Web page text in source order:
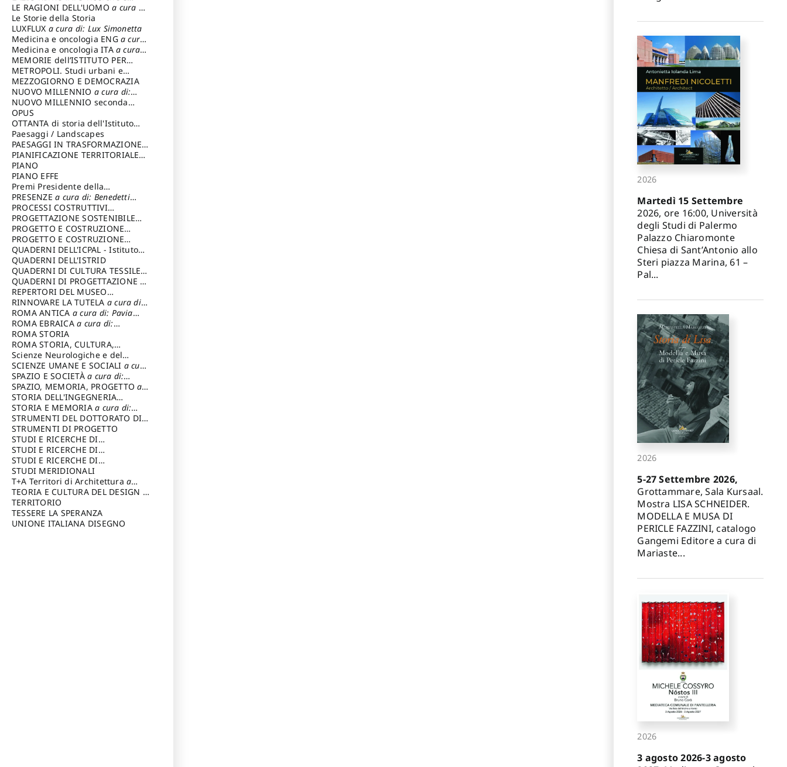
restauri
LE RAGIONI DELL'UOMOa cura di:
Lombardi Satriani Luigi
Le Storie della Storia
LUXFLUX a cura di: Lux Simonetta
Medicina e oncologia ENG a cura
di: Lopez Massimo
Medicina e oncologia ITA a cura
di: Lopez Massimo
MEMORIE dell’ISTITUTO PER
STORIA DEL RISORGIMENTO
METROPOLI. Studi urbani e
regionali
MEZZOGIORNO E DEMOCRAZIA
NUOVO MILLENNIO a cura di:
Capaldo Pellegrino
NUOVO MILLENNIO seconda
serie
Francesco
OPUS
OTTANTA di storia dell'Istituto
storia dell’Istitutoa cura di:
Cavalieri Patrizia
Paesaggi / Landscapes
PAESAGGI IN TRASFORMAZIONEa
cura di: Corti Enrico A.
PIANIFICAZIONE TERRITORIALE
URBANISTICA ED AMBIENTALE
cura di: Costa Enrico
PIANO
PIANO EFFE
Premi Presidente della
Repubblica
PRESENZEa cura di: Benedetti
Sandro
PROCESSI COSTRUTTIVI
DELL'ARCHITETTURAa cura di:
Ippoliti Alessandro
PROGETTAZIONE SOSTENIBILE
PARTECIPATA
PROGETTO E COSTRUZIONE
DELL’ARCHITETTURA
PROGETTO E COSTRUZIONE
SOSTENIBILE
QUADERNI DELL'ICPAL - Istituto
centrale per il restauro e la
conservazione del patrimonio
archivistico e librario
QUADERNI DELL'ISTRID
QUADERNI DI CULTURA TESSILEa
cura di: Crispolti Livia
QUADERNI DI PROGETTAZIONE a
cura di: Giura Longo Tommaso
REPERTORI DEL MUSEO
CENTRALE DEL RISORGIMENTOa
cura di: Pizzo Marco
RINNOVARE LA TUTELA a cura di:
Cicalò Enrico
ROMA ANTICA a cura di: Pavia
Carlo
ROMA EBRAICAa cura di:
Procaccia Claudio
ROMA STORIA
ROMA STORIA, CULTURA,
IMMAGINEa cura di: Fagiolo
Marcello
Scienze Neurologiche e del
Comportamento
SCIENZE UMANE E SOCIALI a cura
di: Iannizzi Salvatore
SPAZIO E SOCIETÀa cura di:
Cassetti Roberto
SPAZIO, MEMORIA, PROGETTOa
cura di: Rossi Massimo
STORIA DELL'INGEGNERIA
STRUTTURALE IN ITALIAa cura di:
Poretti Sergio
STORIA E MEMORIAa cura di:
Rossi Lauro
STRUMENTI DEL DOTTORATO DI
RICERCA IN RILIEVO E
RAPPRESENTAZIONE
DELL’ARCHITETTURA E
DELL’AMBIENTEa cura di: Migliari
Riccardo
STRUMENTI DI PROGETTO
STUDI E RICERCHE DI
ARCHEOLOGIA IN SICILIA
di: Pelagatti Paola
STUDI E RICERCHE DI
ARCHITETTURA del Dipartimento
di Architettura Università degli
Studi G. d' Annunzio
STUDI E RICERCHE DI
ARCHITETTURA del Dipartimento
di Architettura Università degli
Studi G. d' Annunzio, Chieti-
Pescaraa cura di: Fusero Paolo
STUDI MERIDIONALI
T+A Territori di Architetturaa
cura di: Ramazzotti Luigi
TEORIA E CULTURA DEL DESIGN a
cura di: Furlanis Giuseppe
TERRITORIO
TESSERE LA SPERANZA
UNIONE ITALIANA DISEGNO
2026
Martedì 15 Settembre
2026, ore 16:00, Università
degli Studi di Palermo
Palazzo Chiaromonte
Chiesa di Sant’Antonio allo
Steri piazza Marina, 61 –
Pal...
2026
5-27 Settembre 2026,
Grottammare, Sala Kursaal.
Mostra LISA SCHNEIDER.
MODELLA E MUSA DI
PERICLE FAZZINI, catalogo
Gangemi Editore a cura di
Mariaste...
2026
3 agosto 2026-3 agosto